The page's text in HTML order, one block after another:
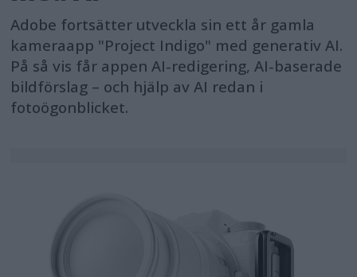
Adobe fortsätter utveckla sin ett år gamla
kameraapp "Project Indigo" med generativ AI.
På så vis får appen AI-redigering, AI-baserade
bildförslag – och hjälp av AI redan i
fotoögonblicket.